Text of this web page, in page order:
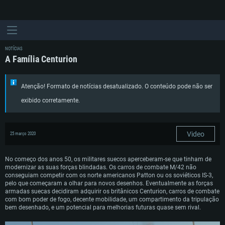
NOTÍCIAS
A Família Centurion
Atenção! Formato de notícias desatualizado. O conteúdo pode não ser
exibido corretamente.
25 março 2020 Video
No começo dos anos 50, os militares suecos aperceberam-se que tinham de
modernizar as suas forças blindadas. Os carros de combate M/42 não
conseguiam competir com os norte americanos Patton ou os soviéticos IS-3,
pelo que começaram a olhar para novos desenhos. Eventualmente as forças
armadas suecas decidiram adquirir os britânicos Centurion, carros de combate
com bom poder de fogo, decente mobilidade, um compartimento da tripulação
bem desenhado, e um potencial para melhorias futuras quase sem rival.